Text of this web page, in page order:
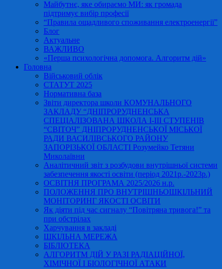
Майбутнє, яке обираємо МИ: як громада
підтримує вибір професії
“Правила ощадливого споживання електроенергії”
Блог
Актуальне
ВАЖЛИВО
«Перша психологічна допомога. Алгоритм дій»
Головна
Військовий облік
СТАТУТ 2025
Нормативна база
Звіти директора школи КОМУНАЛЬНОГО
ЗАКЛАДУ “ДНІПРОРУДНЕНСЬКА
СПЕЦІАЛІЗОВАНА ШКОЛА І-ІІІ СТУПЕНІВ
“СВІТОЧ” ДНІПРОРУДНЕНСЬКОЇ МІСЬКОЇ
РАДИ ВАСИЛІВСЬКОГО РАЙОНУ
ЗАПОРІЗЬКОЇ ОБЛАСТІ Розумейко Тетяни
Миколаївни
Аналітичний звіт з розбудови внутрішньої системи
забезпечення якості освіти (період 2021р.-2023р.)
ОСВІТНЯ ПРОГРАМА 2025/2026 н.р.
ПОЛОЖЕННЯ ПРО ВНУТРІШНЬОШКІЛЬНИЙ
МОНІТОРИНГ ЯКОСТІ ОСВІТИ
Як діяти під час сигналу “Повітряна тривога!” та
при обстрілах
Харчування в закладі
ШКІЛЬНА МЕРЕЖА
БІБЛІОТЕКА
АЛГОРИТМ ДІЙ У РАЗІ РАДІАЦІЙНОЇ,
ХІМІЧНОЇ І БІОЛОГІЧНОЇ АТАКИ